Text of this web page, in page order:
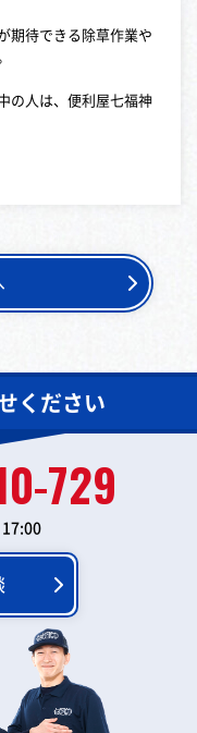
期待できる除草作業や
の人は、便利屋七福神
ください
729
17:00